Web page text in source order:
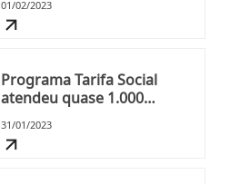
01/02/2023
Programa Tarifa Social
atendeu quase 1.000
vulnerabilidade social em
2022
31/01/2023